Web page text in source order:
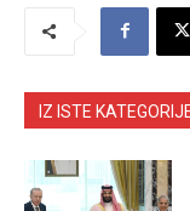
IZ ISTE